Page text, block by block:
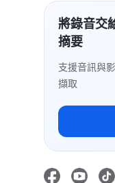
將錄音交
摘要
支援音訊與
擷取